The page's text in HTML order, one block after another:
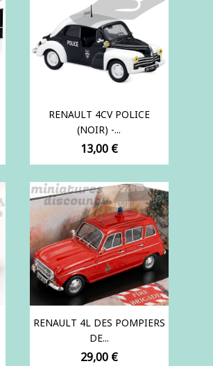
RENAULT 4CV POLICE
(NOIR) -...
Prix
13,00 €
RENAULT 4L DES POMPIERS
DE...
Prix
29,00 €